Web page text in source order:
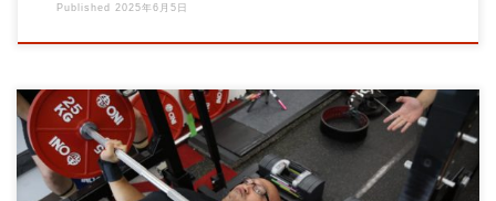
Published 2025年6月5日